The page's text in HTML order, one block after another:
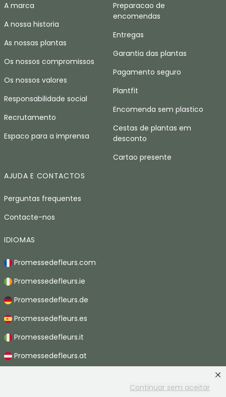
Continuar sem aceitar
A marca
A nossa historia
As nossas plantas
Os nossos compromissos
Os nossos valores
Responsabilidade social
Recrutamento
Espaco para a imprensa
Preparacao de
encomendas
Entregas
Garantia das plantas
Pagamento seguro
Plantfit
Encomenda sem plastico
Cestas de plantas em
desconto
Cartao presente
AJUDA E CONTACTOS
Perguntas frequentes
Contacte-nos
IDIOMAS
Promessedefleurs.com
Promessedefleurs.ie
Promessedefleurs.de
Promessedefleurs.es
Promessedefleurs.it
Promessedefleurs.at